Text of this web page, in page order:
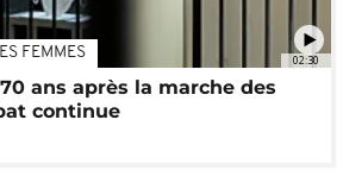
02:30
FEMMES
ans après la marche des
continue